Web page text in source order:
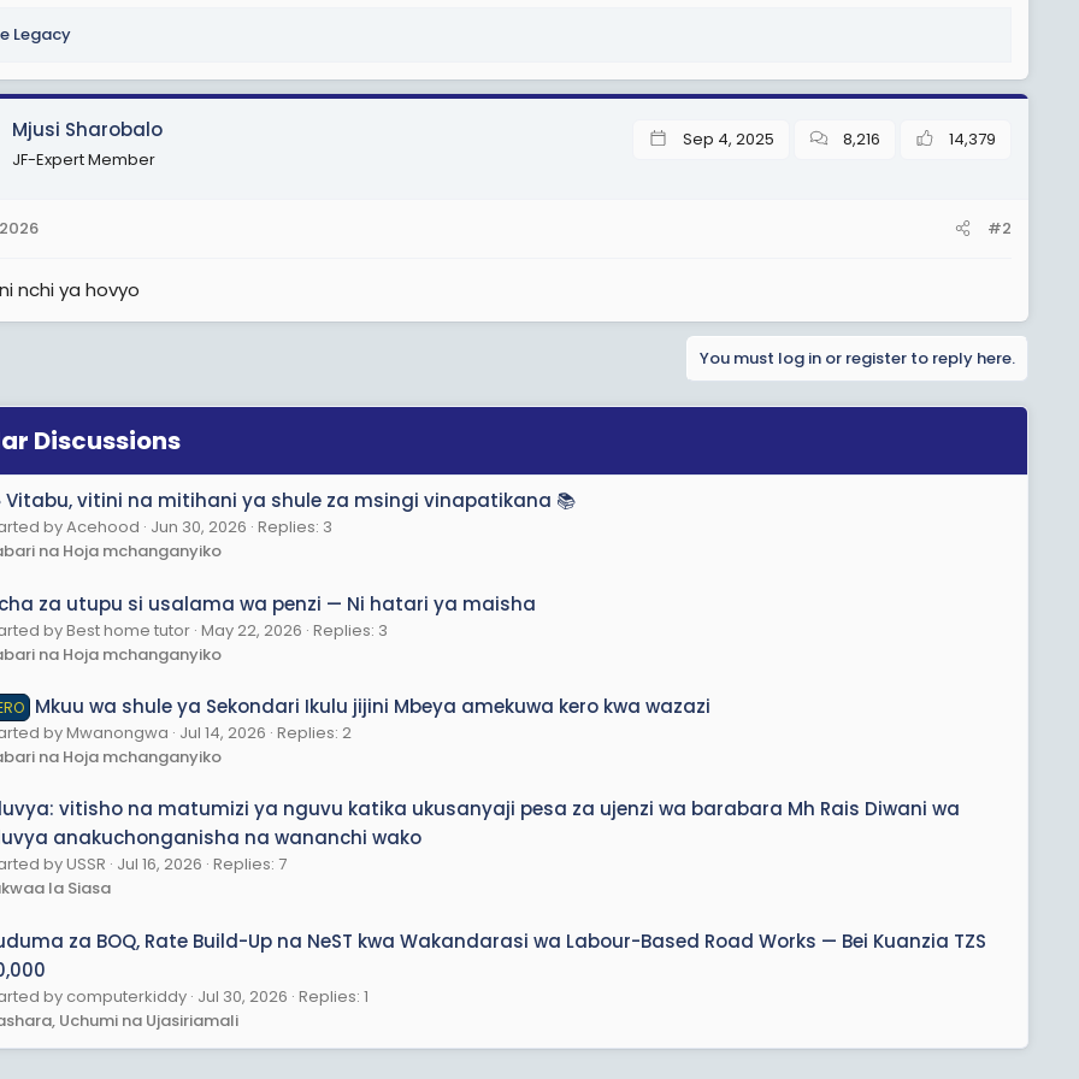
Legacy
Mjusi Sharobalo
JF-Expert Member
Sep 4, 2025 8,216 14,379
#2
nchi ya hovyo
You must log in or register to reply here.
Discussions
Vitabu, vitini na mitihani ya shule za msingi vinapatikana 📚
by Acehood Jun 30, 2026 Replies: 3
na Hoja mchanganyiko
za utupu si usalama wa penzi — Ni hatari ya maisha
by Best home tutor May 22, 2026 Replies: 3
na Hoja mchanganyiko
Mkuu wa shule ya Sekondari Ikulu jijini Mbeya amekuwa kero kwa wazazi
by Mwanongwa Jul 14, 2026 Replies: 2
na Hoja mchanganyiko
vitisho na matumizi ya nguvu katika ukusanyaji pesa za ujenzi wa barabara Mh Rais Diwani wa
anakuchonganisha na wananchi wako
by USSR Jul 16, 2026 Replies: 7
la Siasa
za BOQ, Rate Build-Up na NeST kwa Wakandarasi wa Labour-Based Road Works — Bei Kuanzia TZS
by computerkiddy Jul 30, 2026 Replies: 1
Uchumi na Ujasiriamali